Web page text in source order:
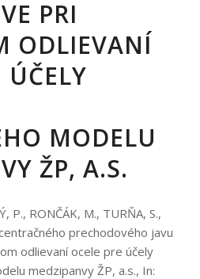
PRI
ODLIEVANÍ
ÚČELY
MODELU
ŽP, A.S.
P., RONČÁK, M., TURŇA, S.,
prechodového javu
odlievaní ocele pre účely
medzipanvy ŽP, a.s., In: